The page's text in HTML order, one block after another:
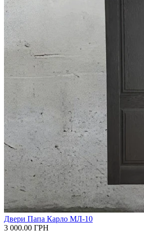
Двери Папа Карло МЛ-10
3 000.00 ГРН